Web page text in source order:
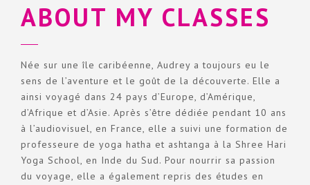
ABOUT MY CLASSES
Née sur une île caribéenne, Audrey a toujours eu le
sens de l’aventure et le goût de la découverte. Elle a
ainsi voyagé dans 24 pays d’Europe, d’Amérique,
d’Afrique et d’Asie. Après s’être dédiée pendant 10 ans
à l’audiovisuel, en France, elle a suivi une formation de
professeure de yoga hatha et ashtanga à la Shree Hari
Yoga School, en Inde du Sud. Pour nourrir sa passion
du voyage, elle a également repris des études en